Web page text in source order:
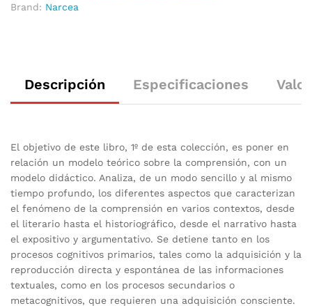
Brand: Narcea
Descripción Especificaciones
El objetivo de este libro, 1º de esta colección, es poner en
relación un modelo teórico sobre la comprensión, con un
modelo didáctico. Analiza, de un modo sencillo y al mismo
tiempo profundo, los diferentes aspectos que caracterizan
el fenómeno de la comprensión en varios contextos, desde
el literario hasta el historiográfico, desde el narrativo hasta
el expositivo y argumentativo. Se detiene tanto en los
procesos cognitivos primarios, tales como la adquisición y la
reproducción directa y espontánea de las informaciones
textuales, como en los procesos secundarios o
metacognitivos, que requieren una adquisición consciente.